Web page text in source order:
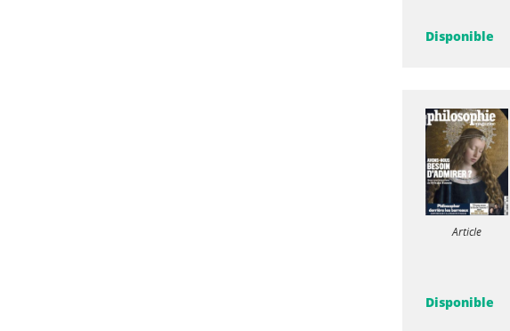
Disponible
Article
Disponible